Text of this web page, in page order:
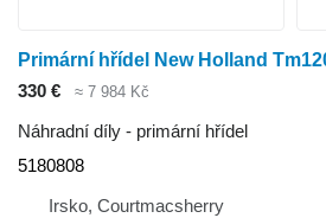
330 € ≈ 7 984 Kč
Náhradní díly - primární hřídel
5180808
Irsko, Courtmacsherry